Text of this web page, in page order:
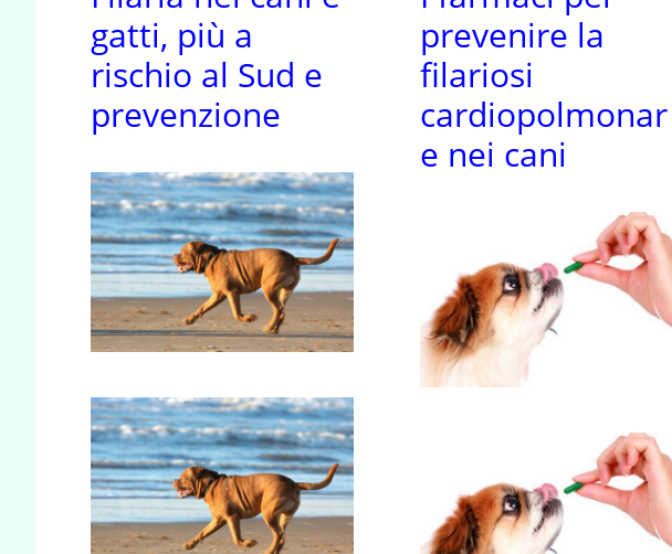
gatti, più a
rischio al Sud e
prevenzione
prevenire la
filariosi
cardiopolmonar
e nei cani